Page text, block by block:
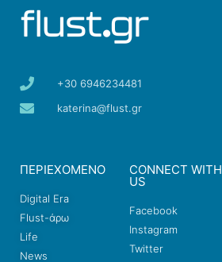
+30 6946234481
katerina@flust.gr
ΠΕΡΙΕΧΟΜΕΝΟ
Digital Era
Flust-άρω
Life
News
CONNECT WITH
US
Facebook
Instagram
Twitter